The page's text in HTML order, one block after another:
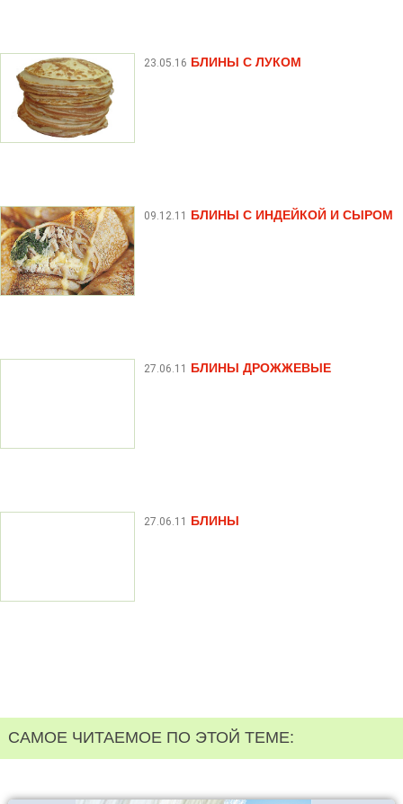
23.05.16 БЛИНЫ С ЛУКОМ
09.12.11 БЛИНЫ С ИНДЕЙКОЙ И СЫРОМ
27.06.11 БЛИНЫ ДРОЖЖЕВЫЕ
27.06.11 БЛИНЫ
САМОЕ ЧИТАЕМОЕ ПО ЭТОЙ ТЕМЕ: